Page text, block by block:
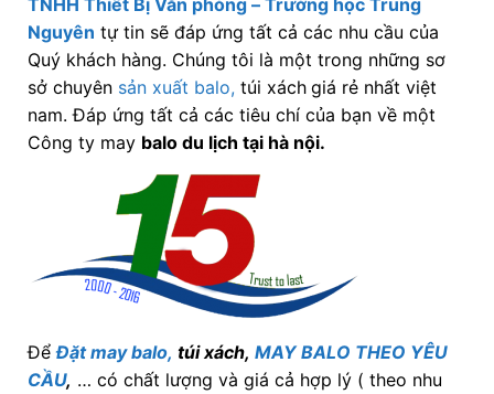
Nguyên tự tin sẽ đáp ứng tất cả các nhu cầu của
Quý khách hàng. Chúng tôi là một trong những sơ
sở chuyên sản xuất balo, túi xách giá rẻ nhất việt
nam. Đáp ứng tất cả các tiêu chí của bạn về một
Công ty may balo du lịch tại hà nội.
ĐểĐặt may balo, túi xách, MAY BALO THEO YÊU
CẦU, … có chất lượng và giá cả hợp lý ( theo nhu